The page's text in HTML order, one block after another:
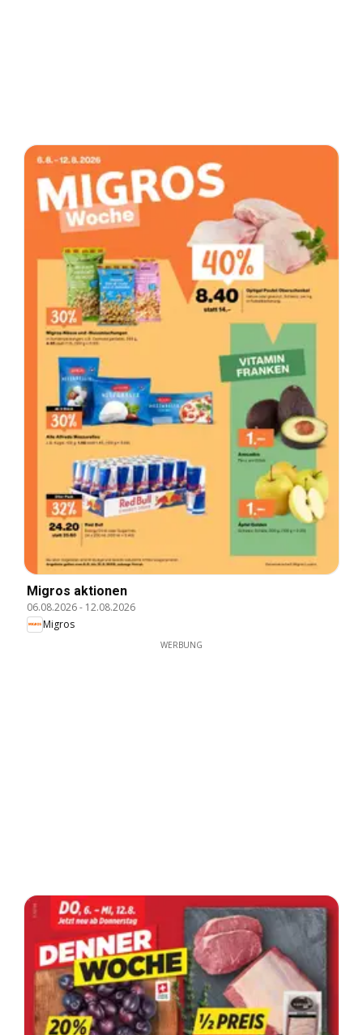
Migros aktionen
06.08.2026- 12.08.2026
Migros
WERBUNG